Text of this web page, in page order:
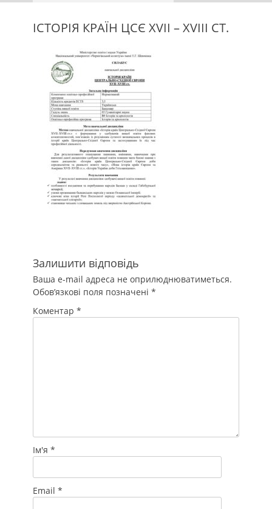
ІСТОРІЯ КРАЇН ЦСЄ ХVІІ – ХVІІІ СТ.
Залишити відповідь
Ваша e-mail адреса не оприлюднюватиметься.
Обов’язкові поля позначені *
Коментар *
Ім'я *
Email *